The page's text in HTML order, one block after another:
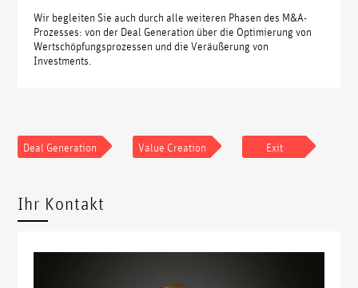
Wir begleiten Sie auch durch alle weiteren Phasen des M&A-
Prozesses: von der Deal Generation über die Optimierung von
Wertschöpfungsprozessen und die Veräußerung von
Investments.
Deal Generation Value Creation Exit
Ihr Kontakt